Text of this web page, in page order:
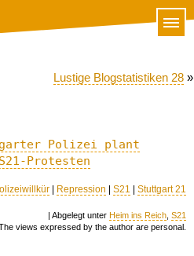
Lustige Blogstatistiken 28 »
Polizei plant
Protesten
Repression S21 Stuttgart 21
| Abgelegt unter Heim ins Reich S21
views expressed by the author are personal.